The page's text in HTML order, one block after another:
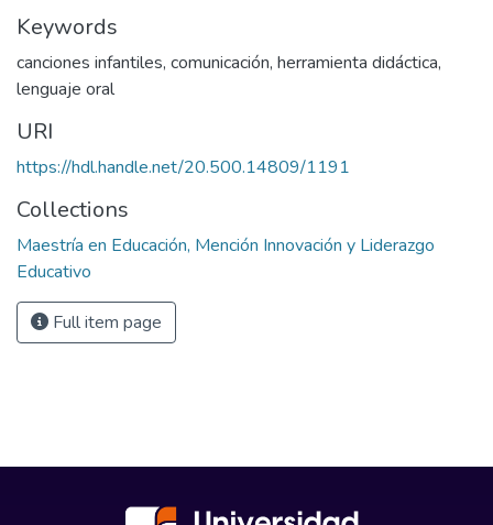
Keywords
canciones infantiles, comunicación, herramienta didáctica,
lenguaje oral
URI
https://hdl.handle.net/20.500.14809/1191
Collections
Maestría en Educación, Mención Innovación y Liderazgo
Educativo
Full item page